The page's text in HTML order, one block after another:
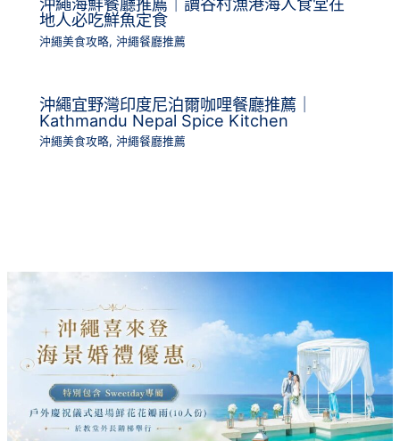
地人必吃鮮魚定食
沖繩美食攻略,沖繩餐廳推薦
沖繩宜野灣印度尼泊爾咖哩餐廳推薦｜
Kathmandu Nepal Spice Kitchen
沖繩美食攻略,沖繩餐廳推薦